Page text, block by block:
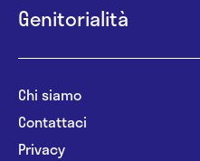
Genitorialità
Chi siamo
Contattaci
Privacy